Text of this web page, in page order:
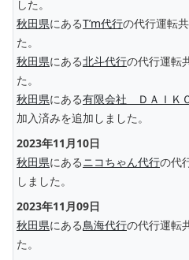
した。
秋田県にあるT’m代行の代行運転
た。
秋田県にある北斗代行の代行運転
た。
秋田県にある有限会社 ＤＡＩＫ
加入済みを追加しました。
2023年11月10日
秋田県にあるニコちゃん代行の代
しました。
2023年11月09日
秋田県にある鳥海代行の代行運転
た。